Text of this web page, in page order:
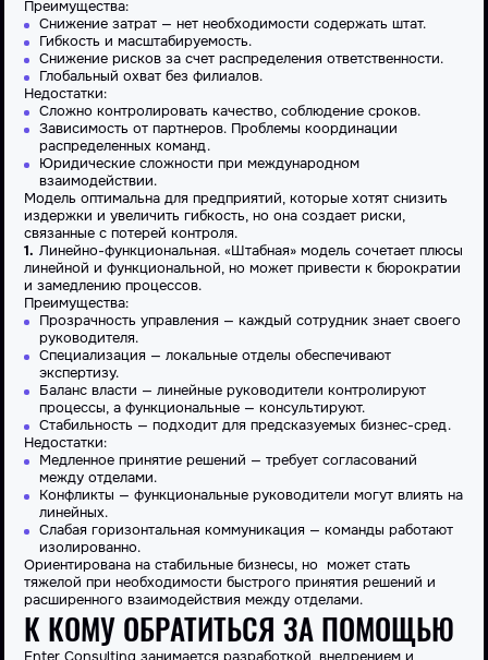
Преимущества:
Снижение затрат — нет необходимости содержать штат.
Гибкость и масштабируемость.
Снижение рисков за счет распределения ответственности.
Глобальный охват без филиалов.
Недостатки:
Сложно контролировать качество, соблюдение сроков.
Зависимость от партнеров. Проблемы координации
распределенных команд.
Юридические сложности при международном
взаимодействии.
Модель оптимальна для предприятий, которые хотят снизить
издержки и увеличить гибкость, но она создает риски,
связанные с потерей контроля.
Линейно-функциональная. «Штабная» модель сочетает плюсы
линейной и функциональной, но может привести к бюрократии
и замедлению процессов.
Преимущества:
Прозрачностьуправления — каждый сотрудник знает своего
руководителя.
Специализация — локальные отделы обеспечивают
экспертизу.
Баланс власти — линейные руководители контролируют
процессы, афункциональные — консультируют.
Стабильность — подходит для предсказуемых бизнес-сред.
Недостатки:
Медленное принятие решений — требует согласований
между отделами.
Конфликты —функциональные руководители могут влиять на
линейных.
Слабая горизонтальная коммуникация — команды работают
изолированно.
Ориентирована на стабильные бизнесы, но может стать
тяжелой при необходимости быстрого принятия решений и
расширенного взаимодействия между отделами.
К КОМУ ОБРАТИТЬСЯ ЗА ПОМОЩЬЮ
Enter Consulting занимается разработкой, внедрением и